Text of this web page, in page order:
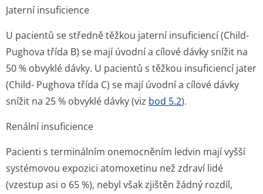
Jaterní insuficience
U pacientů se středně těžkou jaterní insuficiencí (Child-
Pughova třída B) se mají úvodní a cílové dávky snížit na
50 % obvyklé dávky. U pacientů s těžkou insuficiencí jater
(Child- Pughova třída C) se mají úvodní a cílové dávky
snížit na 25 % obvyklé dávky (viz bod 5.2).
Renální insuficience
Pacienti s terminálním onemocněním ledvin mají vyšší
systémovou expozici atomoxetinu než zdraví lidé
(vzestup asi o 65 %), nebyl však zjištěn žádný rozdíl,